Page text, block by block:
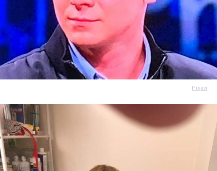
Prijavi